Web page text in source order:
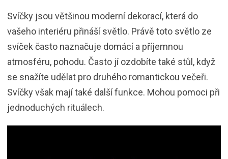
Svíčky jsou většinou moderní dekorací, která do
vašeho interiéru přináší světlo. Právě toto světlo ze
svíček často naznačuje domácí a příjemnou
atmosféru, pohodu. Často jí ozdobíte také stůl, když
se snažíte udělat pro druhého romantickou večeři.
Svíčky však mají také další funkce. Mohou pomoci při
jednoduchých rituálech.